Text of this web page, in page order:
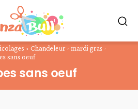
Chandeleur - mardi gras -
sans oeuf
sans oeuf